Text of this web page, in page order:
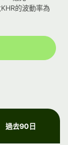
的波動率為
過去90日